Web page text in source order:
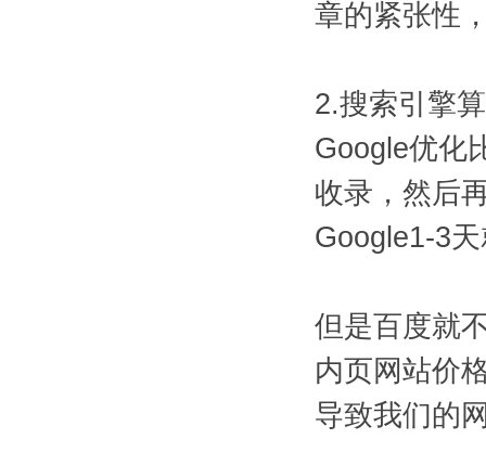
章的紧张性
2.搜索引擎
Google优化
收录，然后
Google1-3
但是百度就
内页网站价
导致我们的